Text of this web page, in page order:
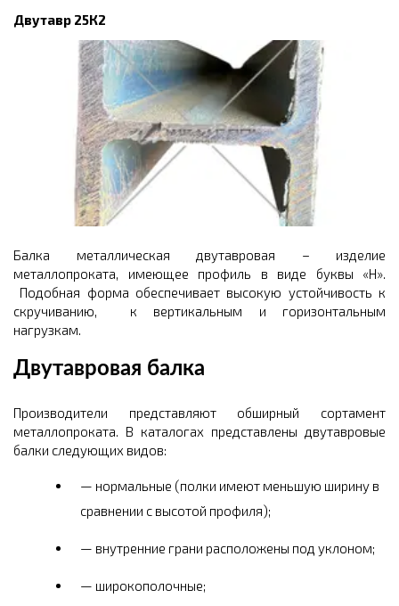
Двутавр 25К2
Балка металлическая двутавровая – изделие
металлопроката, имеющее профиль в виде буквы «Н».
Подобная форма обеспечивает высокую устойчивость к
скручиванию, к вертикальным и горизонтальным
нагрузкам.
Двутавровая балка
Производители представляют обширный сортамент
металлопроката. В каталогах представлены двутавровые
балки следующих видов:
нормальные (полки имеют меньшую ширину в
сравнении с высотой профиля);
внутренние грани расположены под уклоном;
широкополочные;